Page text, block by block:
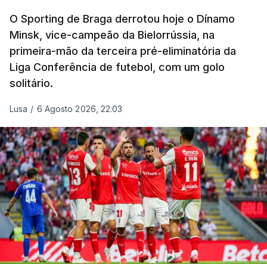
O Sporting de Braga derrotou hoje o Dínamo
Minsk, vice-campeão da Bielorrússia, na
primeira-mão da terceira pré-eliminatória da
Liga Conferência de futebol, com um golo
solitário.
Lusa / 6 Agosto 2026, 22:03